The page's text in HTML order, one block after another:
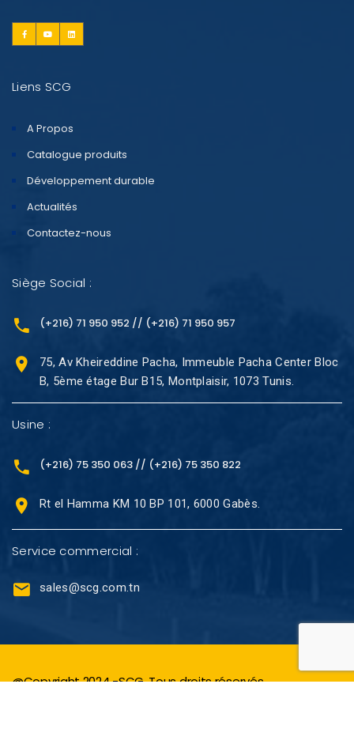
Liens SCG
A Propos
Catalogue produits
Développement durable
Actualités
Contactez-nous
Siège Social :
(+216) 71 950 952 // (+216) 71 950 957
75, Av Kheireddine Pacha, Immeuble Pacha Center Bloc
B, 5ème étage Bur B15, Montplaisir, 1073 Tunis.
Usine :
(+216) 75 350 063 // (+216) 75 350 822
Rt el Hamma KM 10 BP 101, 6000 Gabès.
Service commercial :
sales@scg.com.tn
@Copyright 2024 -SCG. Tous droits réservés.